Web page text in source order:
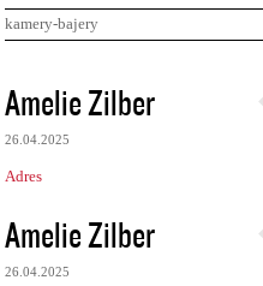
kamery-bajery
K
o
m
e
n
t
Amelie Zilber
26.04.2025
Adres
Amelie Zilber
26.04.2025